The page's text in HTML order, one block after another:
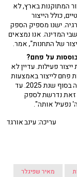
המתוקנות בארץ, לא
כולל הייצור
ישנו מספיק הספק
המדינה. אנו נמצאים
של התחנות", אמר.
על פחם?
פעילות. עדיין לא
פחם לייצור באמצעות
גז. אך אנחנו עתידים לסיים את המלאכה בנושא הזה בסוף שנת 2025. עד
זאת נדרשת לספק
נפעיל אותה".
עריכה: עינב אורגד
מאיר שפיגלר